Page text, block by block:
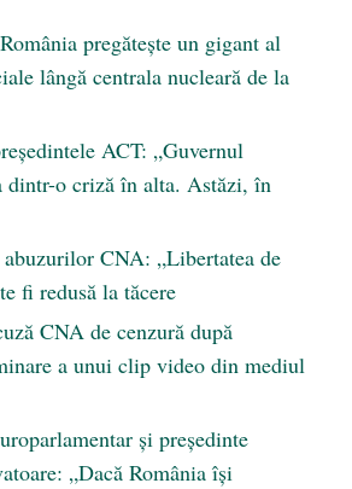
pregătește un gigant al
lângă centrala nucleară de la
ACT: „Guvernul
dintr-o criză în alta. Astăzi, în
CNA: „Libertatea de
fi redusă la tăcere
CNA de cenzură după
a unui clip video din mediul
și președinte
„Dacă România își